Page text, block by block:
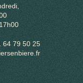
64 79 50 25